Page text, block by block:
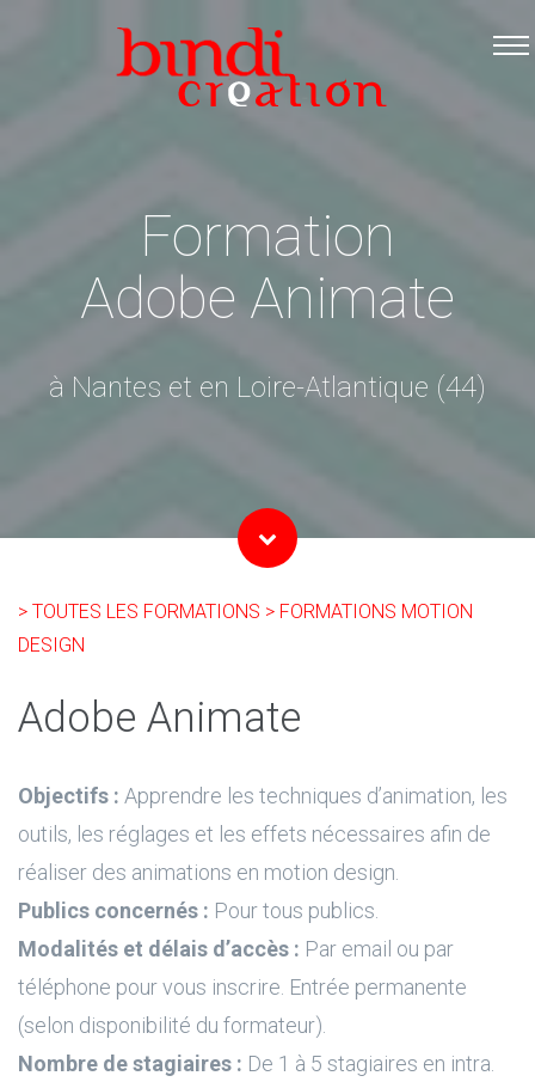
Accueil
Les formations
Infos pratiques
Contact
Formation
Adobe Animate
à Nantes et en Loire-Atlantique (44)
> TOUTES LES FORMATIONS > FORMATIONS MOTION
DESIGN
Adobe Animate
Objectifs : Apprendre les techniques d’animation, les
outils, les réglages et les effets nécessaires afin de
réaliser des animations en motion design.
Publics concernés : Pour tous publics.
Modalités et délais d’accès : Par email ou par
téléphone pour vous inscrire. Entrée permanente
(selon disponibilité du formateur).
Nombre de stagiaires : De 1 à 5 stagiaires en intra.